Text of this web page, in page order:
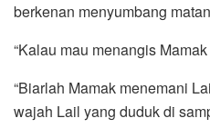
berkenan menyumbang
“Kalau mau menangis
“Biarlah Mamak menemani
wajah Lail yang duduk di